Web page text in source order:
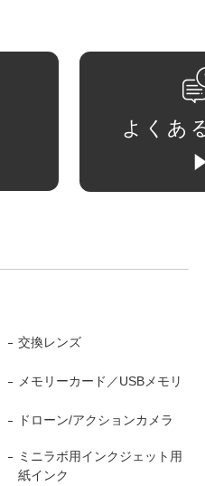
よくあ
交換レンズ
メモリーカード／USBメモリ
ドローン/アクションカメラ
ミニラボ用インクジェット用
紙インク